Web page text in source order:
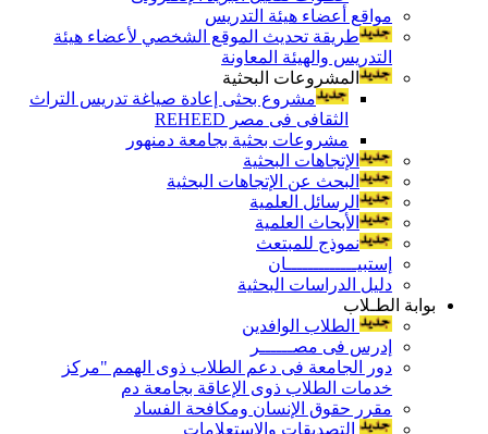
مواقع أعضاء هيئة التدريس
طريقة تحديث الموقع الشخصي لأعضاء هيئة
التدريس والهيئة المعاونة
المشروعات البحثية
مشروع بحثى إعادة صياغة تدريس التراث
الثقافى فى مصر REHEED
مشروعات بحثية بجامعة دمنهور
الإتجاهات البحثية
البحث عن الإتجاهات البحثية
الرسائل العلمية
الأبحاث العلمية
نموذج للمبتعث
إستبيـــــــــــــان
دليل الدراسات البحثية
بوابة الطـلاب
الطلاب الوافدين
إدرس فى مصــــــر
دور الجامعة فى دعم الطلاب ذوى الهمم "مركز
خدمات الطلاب ذوى الإعاقة بجامعة دم
مقرر حقوق الإنسان ومكافحة الفساد
التصديقات والاستعلامات